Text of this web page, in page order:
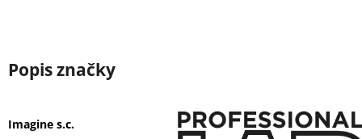
Imagine s.c.